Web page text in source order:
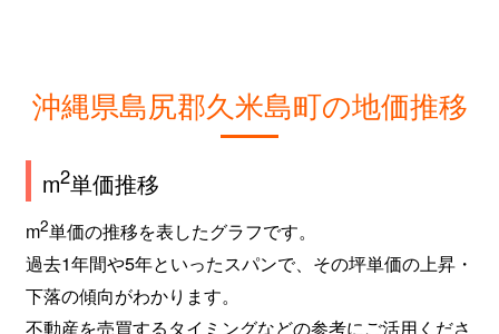
沖縄県島尻郡久米島町の地価推移
m2単価推移
m2単価の推移を表したグラフです。
過去1年間や5年といったスパンで、その坪単価の上昇・
下落の傾向がわかります。
不動産を売買するタイミングなどの参考にご活用くださ